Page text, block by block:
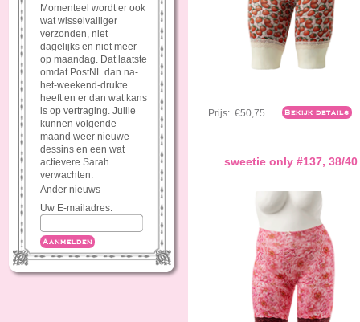
Momenteel wordt er ook
wat wisselvalliger
verzonden, niet
dagelijks en niet meer
op maandag. Dat laatste
omdat PostNL dan na-
het-weekend-drukte
heeft en er dan wat kans
is op vertraging. Jullie
kunnen volgende
maand weer nieuwe
dessins en een wat
actievere Sarah
verwachten.
Ander nieuws
Uw E-mailadres:
Aanmelden
Prijs: €50,75 Bekijk details
sweetie only #137, 38/40